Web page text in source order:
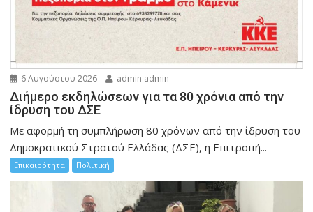
6 Αυγούστου 2026 admin admin
Διήμερο εκδηλώσεων για τα 80 χρόνια από την
ίδρυση του ΔΣΕ
Με αφορμή τη συμπλήρωση 80 χρόνων από την ίδρυση του
Δημοκρατικού Στρατού Ελλάδας (ΔΣΕ), η Επιτροπή...
Επικαιρότητα Πολιτική